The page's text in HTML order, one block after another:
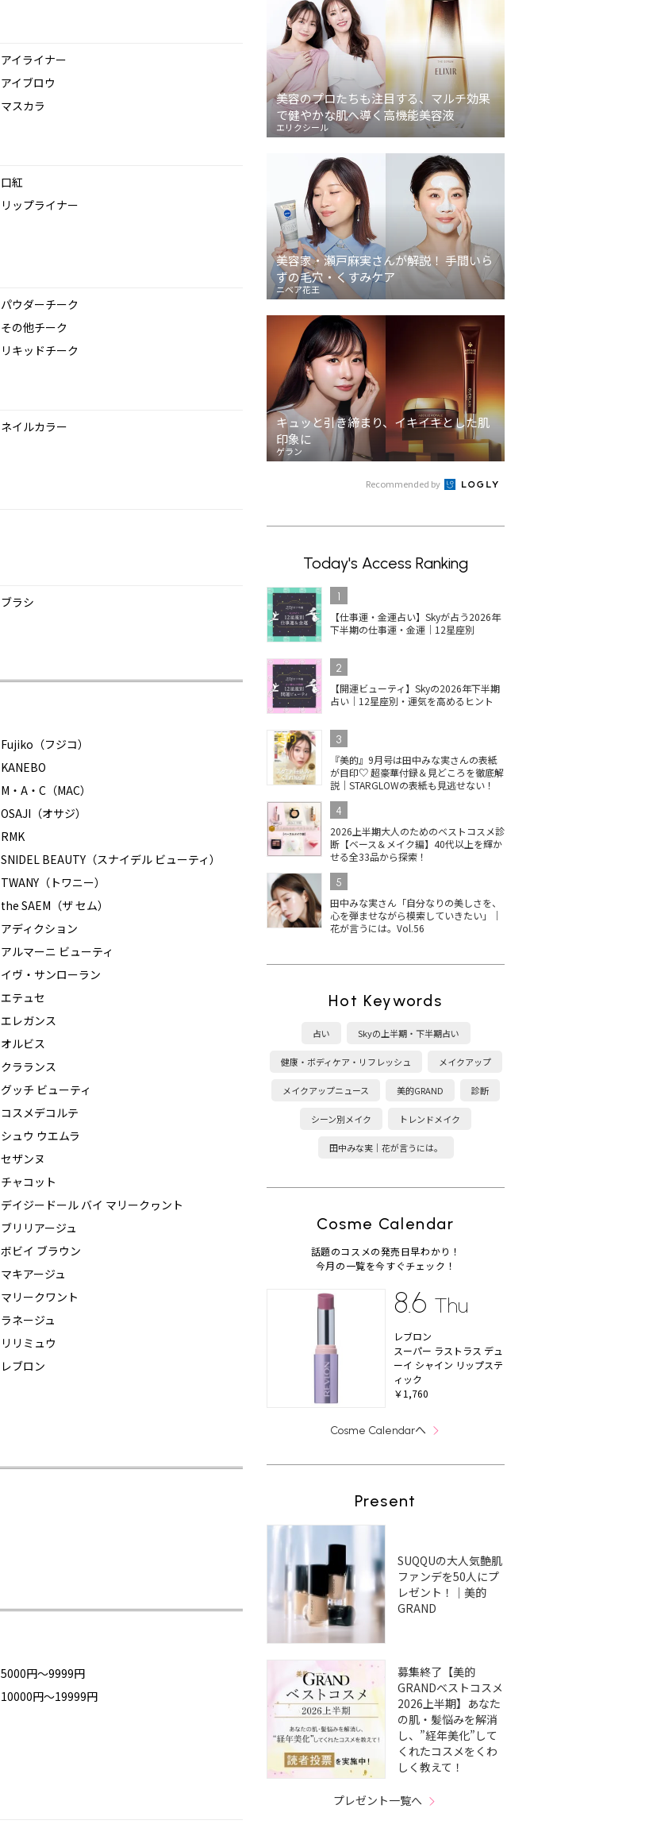
アイライナー
アイブロウ
マスカラ
口紅
リップライナー
パウダーチーク
その他チーク
リキッドチーク
ネイルカラー
ブラシ
Fujiko（フジコ）
KANEBO
M・A・C（MAC）
OSAJI（オサジ）
RMK
SNIDEL BEAUTY（スナイデル ビューティ）
TWANY（トワニー）
the SAEM（ザ セム）
アディクション
アルマーニ ビューティ
イヴ・サンローラン
エテュセ
エレガンス
オルビス
クラランス
グッチ ビューティ
コスメデコルテ
シュウ ウエムラ
セザンヌ
チャコット
デイジードール バイ マリークヮント
ブリリアージュ
ボビイ ブラウン
マキアージュ
マリークワント
ラネージュ
リリミュウ
レブロン
5000円～9999円
10000円～19999円
美容のプロたちも注目する、マルチ効果
で健やかな肌へ導く高機能美容液
エリクシール
美容家・瀬戸麻実さんが解説！ 手間いら
ずの毛穴・くすみケア
ニベア花王
キュッと引き締まり、イキイキとした肌
印象に
ゲラン
Recommended by
Today's Access Ranking
1
【仕事運・金運占い】Skyが占う2026年
下半期の仕事運・金運｜12星座別
2
【開運ビューティ】Skyの2026年下半期
占い｜12星座別・運気を高めるヒント
3
『美的』9月号は田中みな実さんの表紙
が目印♡ 超豪華付録＆見どころを徹底解
説｜STARGLOWの表紙も見逃せない！
4
2026上半期大人のためのベストコスメ診
断【ベース＆メイク編】40代以上を輝か
せる全33品から探索！
5
田中みな実さん「自分なりの美しさを、
心を弾ませながら模索していきたい」｜
花が言うには。Vol.56
Hot Keywords
占い Skyの上半期・下半期占い
健康・ボディケア・リフレッシュ メイクアップ
メイクアップニュース 美的GRAND 診断
シーン別メイク トレンドメイク
田中みな実｜花が言うには。
Cosme Calendar
話題のコスメの発売日早わかり！
今月の一覧を今すぐチェック！
8.6 Thu
レブロン
スーパー ラストラス デュ
ーイ シャイン リップステ
ィック
￥1,760
Cosme Calendarへ
Present
SUQQUの大人気艶肌
ファンデを50人にプ
レゼント！｜美的
GRAND
募集終了【美的
GRANDベストコスメ
2026上半期】あなた
の肌・髪悩みを解消
し、”経年美化”して
くれたコスメをくわ
しく教えて！
プレゼント一覧へ